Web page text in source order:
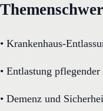
• Krankenhaus-
• Entlastung
• Demenz und